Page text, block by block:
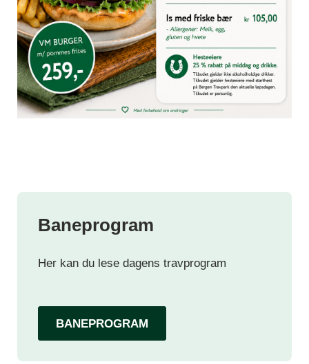
Baneprogram
Her kan du lese dagens travprogram
BANEPROGRAM